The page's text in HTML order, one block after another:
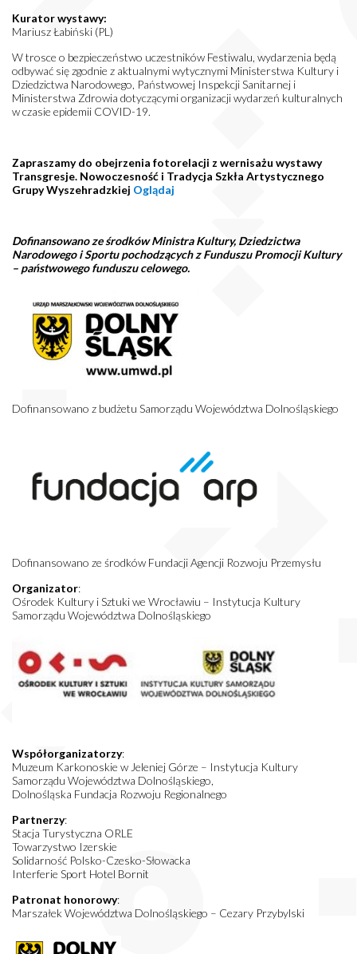
Kurator wystawy:
Mariusz Łabiński (PL)
W trosce o bezpieczeństwo uczestników Festiwalu, wydarzenia będą
odbywać się zgodnie z aktualnymi wytycznymi Ministerstwa Kultury i
Dziedzictwa Narodowego, Państwowej Inspekcji Sanitarnej i
Ministerstwa Zdrowia dotyczącymi organizacji wydarzeń kulturalnych
w czasie epidemii COVID-19.
Zapraszamy do obejrzenia fotorelacji z wernisażu wystawy
Transgresje. Nowoczesność i Tradycja Szkła Artystycznego
Grupy Wyszehradzkiej Oglądaj
Dofinansowano ze środków Ministra Kultury, Dziedzictwa
Narodowego i Sportu pochodzących z Funduszu Promocji Kultury
– państwowego funduszu celowego.
Dofinansowano z budżetu Samorządu Województwa Dolnośląskiego
Dofinansowano ze środków Fundacji Agencji Rozwoju Przemysłu
Organizator:
Ośrodek Kultury i Sztuki we Wrocławiu – Instytucja Kultury
Samorządu Województwa Dolnośląskiego
Współorganizatorzy:
Muzeum Karkonoskie w Jeleniej Górze – Instytucja Kultury
Samorządu Województwa Dolnośląskiego,
Dolnośląska Fundacja Rozwoju Regionalnego
Partnerzy:
Stacja Turystyczna ORLE
Towarzystwo Izerskie
Solidarność Polsko-Czesko-Słowacka
Interferie Sport Hotel Bornit
Patronat honorowy:
Marszałek Województwa Dolnośląskiego – Cezary Przybylski